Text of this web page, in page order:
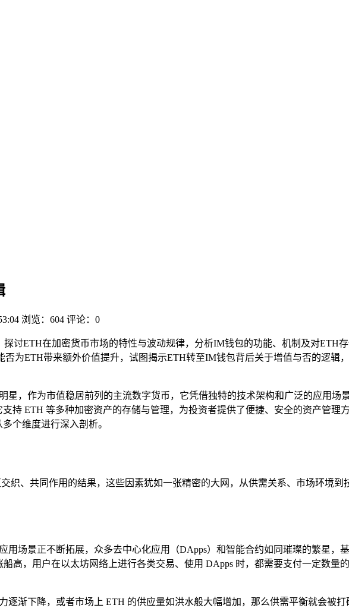
浏览：604 评论：0
讨ETH在加密货币市场的特性与波动规律，分析IM钱包的功能、机制及对ETH
为ETH带来额外价值提升，试图揭示ETH转至IM钱包背后关于增值与否的逻辑
，作为市值稳居前列的主流数字货币，它凭借独特的技术架构和广泛的应用场
持 ETH 等多种加密资产的存储与管理，为投资者提供了便捷、安全的资产管理
个维度进行深入剖析。
织、共同作用的结果，这些因素犹如一张精密的大网，从供需关系、市场环境到
用场景正不断拓展，众多去中心化应用（DApps）和智能合约如同璀璨的繁星，
高，用户在以太坊网络上进行各类交易、使用 DApps 时，都需要支付一定数量
渐下降，或者市场上 ETH 的供应量如洪水般大幅增加，那么供需平衡就会被